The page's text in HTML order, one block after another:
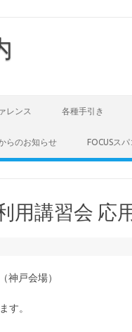
レンス 各種手引き
らのお知らせ FOCUSス
用講習会 応
神戸会場）
す。